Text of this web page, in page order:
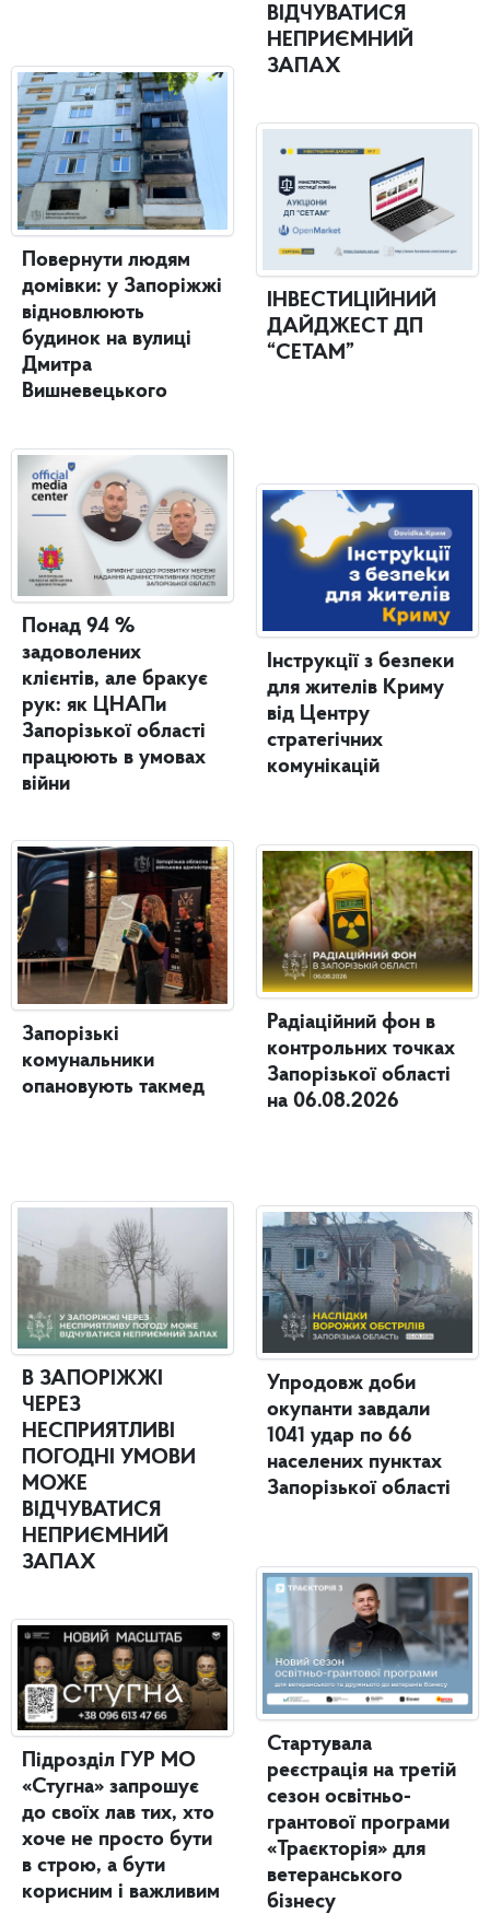
Повернути людям
домівки: у Запоріжжі
відновлюють
будинок на вулиці
Дмитра
Вишневецького
Понад 94 %
задоволених
клієнтів, але бракує
рук: як ЦНАПи
Запорізької області
працюють в умовах
війни
Запорізькі
комунальники
опановують такмед
В ЗАПОРІЖЖІ
ЧЕРЕЗ
НЕСПРИЯТЛИВІ
ПОГОДНІ УМОВИ
МОЖЕ
ВІДЧУВАТИСЯ
НЕПРИЄМНИЙ
ЗАПАХ
Підрозділ ГУР МО
«Стугна» запрошує
до своїх лав тих, хто
хоче не просто бути
в строю, а бути
корисним і важливим
ВІДЧУВАТИСЯ
НЕПРИЄМНИЙ
ЗАПАХ
ІНВЕСТИЦІЙНИЙ
ДАЙДЖЕСТ ДП
“СЕТАМ”
Інструкції з безпеки
для жителів Криму
від Центру
стратегічних
комунікацій
Радіаційний фон в
контрольних точках
Запорізької області
на 06.08.2026
Упродовж доби
окупанти завдали
1041 удар по 66
населених пунктах
Запорізької області
Стартувала
реєстрація на третій
сезон освітньо-
грантової програми
«Траєкторія» для
ветеранського
бізнесу